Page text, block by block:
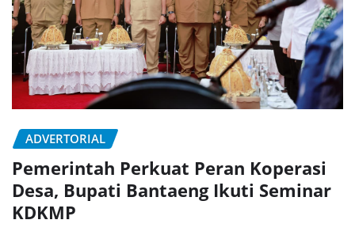
ADVERTORIAL
Pemerintah Perkuat Peran Koperasi
Desa, Bupati Bantaeng Ikuti Seminar
KDKMP